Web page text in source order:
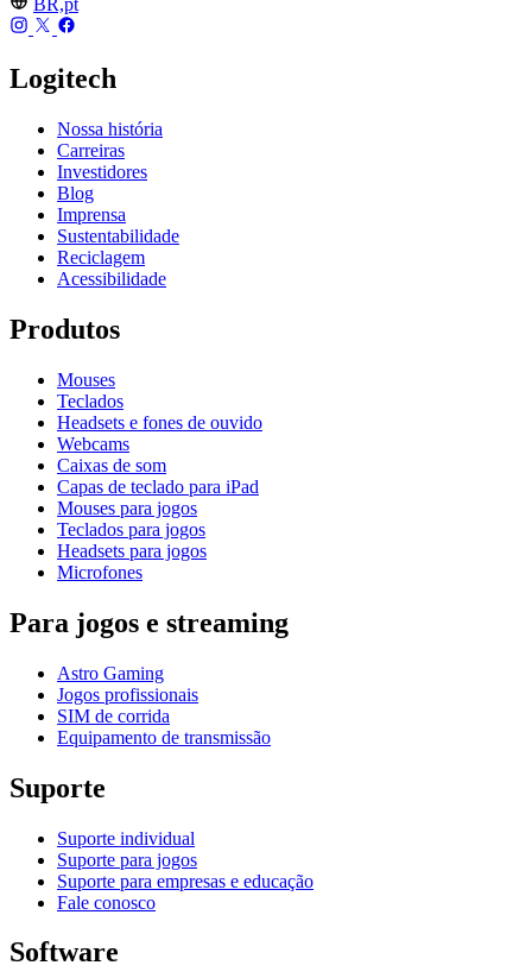
BR,pt
Logitech
Nossa história
Carreiras
Investidores
Blog
Imprensa
Sustentabilidade
Reciclagem
Acessibilidade
Produtos
Mouses
Teclados
Headsets e fones de ouvido
Webcams
Caixas de som
Capas de teclado para iPad
Mouses para jogos
Teclados para jogos
Headsets para jogos
Microfones
Para jogos e streaming
Astro Gaming
Jogos profissionais
SIM de corrida
Equipamento de transmissão
Suporte
Suporte individual
Suporte para jogos
Suporte para empresas e educação
Fale conosco
Software